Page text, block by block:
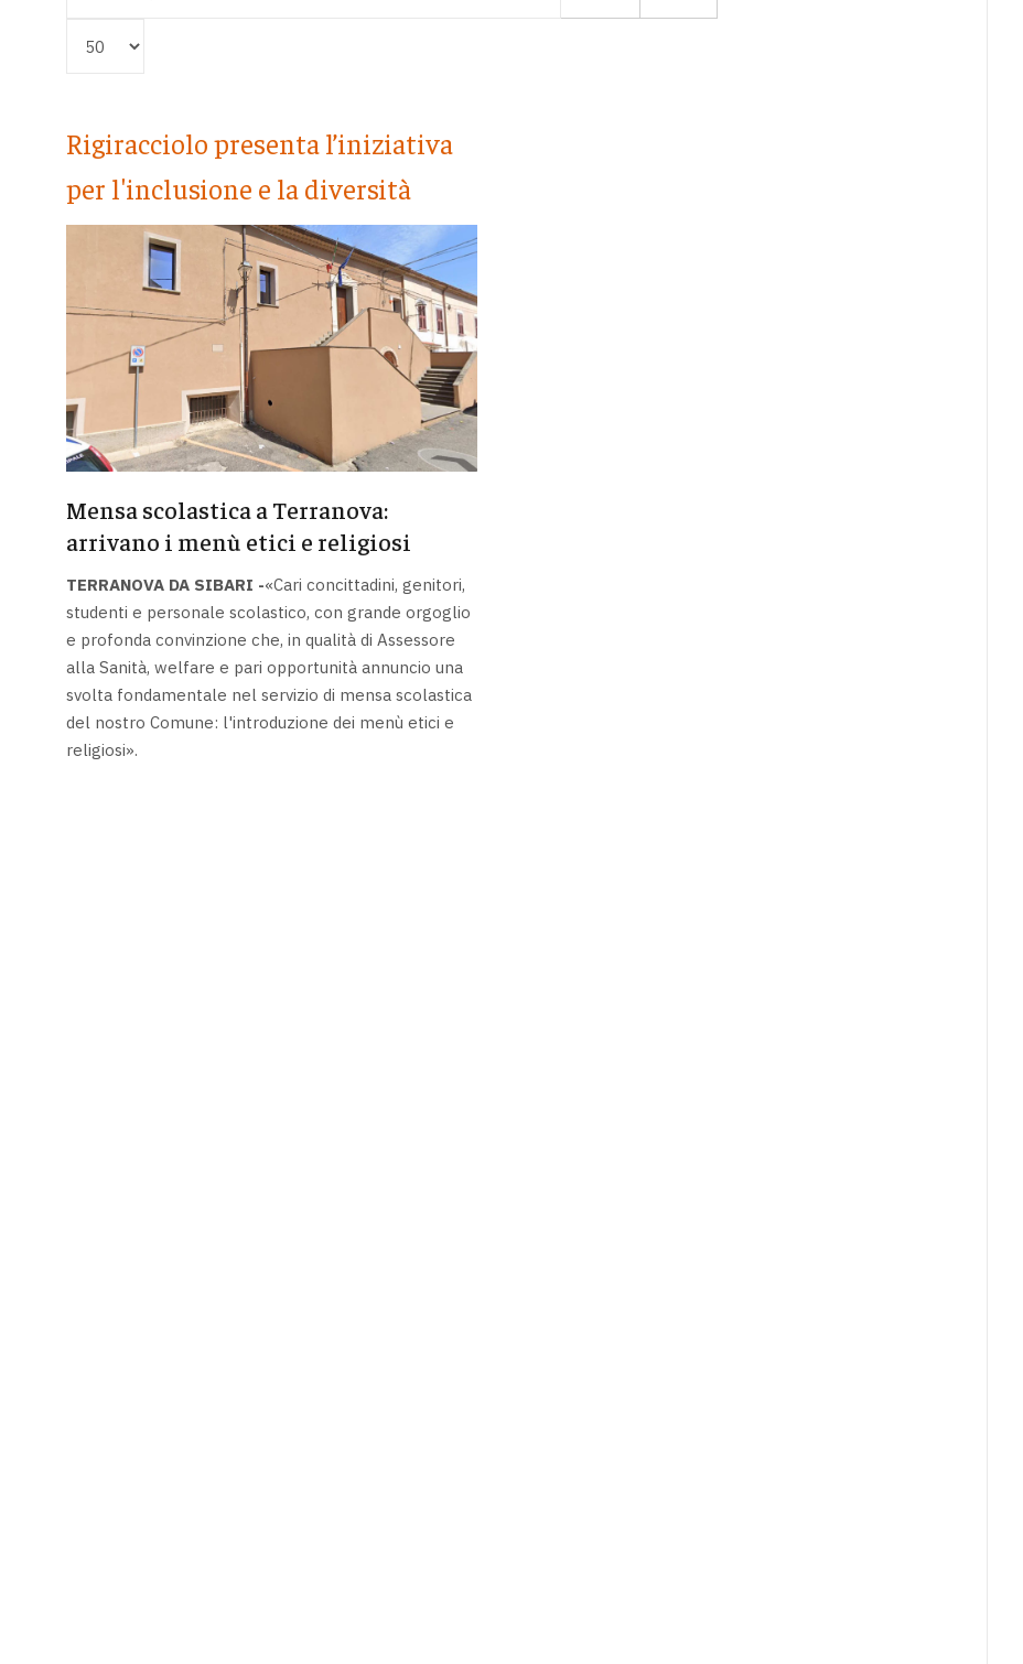
Rigiracciolo presenta l’iniziativa
per l'inclusione e la diversità
Mensa scolastica a Terranova:
arrivano i menù etici e religiosi
TERRANOVA DA SIBARI -«Cari concittadini, genitori,
studenti e personale scolastico, con grande orgoglio
e profonda convinzione che, in qualità di Assessore
alla Sanità, welfare e pari opportunità annuncio una
svolta fondamentale nel servizio di mensa scolastica
del nostro Comune: l'introduzione dei menù etici e
religiosi».